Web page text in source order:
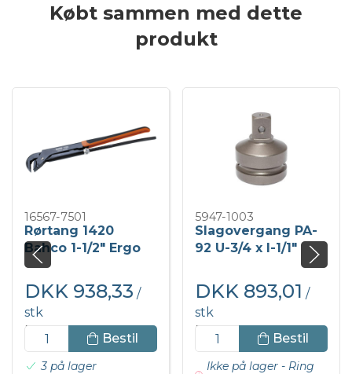
Købt sammen med dette
produkt
16567-7501
Rørtang 1420
Bahco 1-1/2" Ergo
håndtag
DKK 938,33 /
stk
DKK 1.172,91 inkl. moms
Bestil
3 på lager
5947-1003
Slagovergang PA-
92 U-3/4 x I-1/1"
DKK 893,01 /
stk
DKK 1.116,26 inkl. moms
Bestil
Ikke på lager - Ring